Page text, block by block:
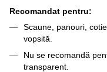
Recomandat pentru:
Scaune, panouri,
vopsită.
Nu se recomandă
transparent.